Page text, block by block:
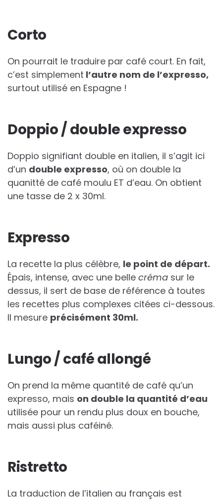
Corto
On pourrait le traduire par café court. En fait,
c’est simplement l’autre nom de l’expresso,
surtout utilisé en Espagne !
Doppio / double expresso
Doppio signifiant double en italien, il s’agit ici
d’un double expresso, où on double la
quanitté de café moulu ET d’eau. On obtient
une tasse de 2 x 30ml.
Expresso
La recette la plus célèbre, le point de départ.
Épais, intense, avec une belle créma sur le
dessus, il sert de base de référence à toutes
les recettes plus complexes citées ci-dessous.
Il mesure précisément 30ml.
Lungo / café allongé
On prend la même quantité de café qu’un
expresso, mais on double la quantité d’eau
utilisée pour un rendu plus doux en bouche,
mais aussi plus caféiné.
Ristretto
La traduction de l’italien au français est